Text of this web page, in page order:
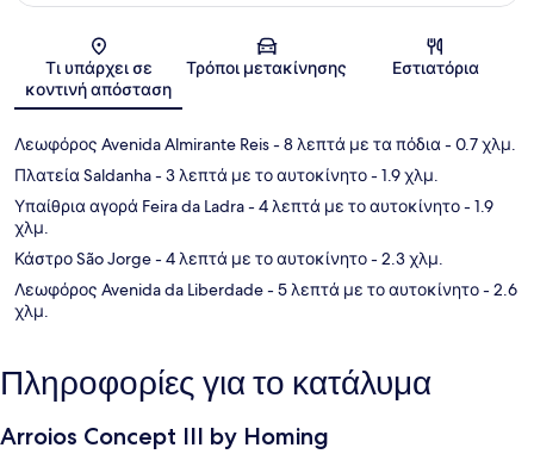
Χάρτης
Τι υπάρχει σε
κοντινή απόσταση
Τρόποι μετακίνησης Εστιατόρια
Λεωφόρος Avenida Almirante Reis- 8 λεπτά με τα πόδια- 0.7 χλμ.
Πλατεία Saldanha- 3 λεπτά με το αυτοκίνητο- 1.9 χλμ.
Υπαίθρια αγορά Feira da Ladra- 4 λεπτά με το αυτοκίνητο- 1.9
χλμ.
Κάστρο São Jorge- 4 λεπτά με το αυτοκίνητο- 2.3 χλμ.
Λεωφόρος Avenida da Liberdade- 5 λεπτά με το αυτοκίνητο- 2.6
χλμ.
Πληροφορίες για το κατάλυμα
Arroios Concept III by Homing